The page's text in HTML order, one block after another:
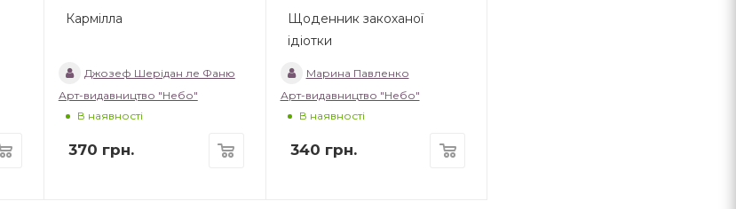
Кармілла
Джозеф Шерідан ле Фаню
Арт-видавництво "Небо"
В наявності
370 грн.
Щоденник закоханої
ідіотки
Марина Павленко
Арт-видавництво "Небо"
В наявності
340 грн.